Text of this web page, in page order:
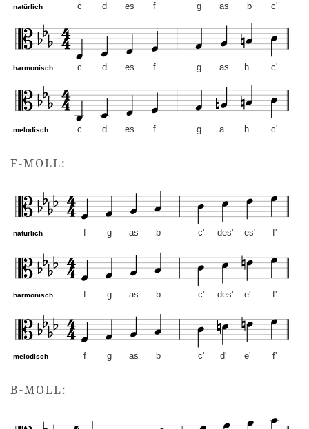
natürlich c d es f g as b c'
harmonisch c d es f g as h c'
melodisch c d es f g a h c'
F-MOLL:
natürlich f g as b c' des' es' f'
harmonisch f g as b c' des' e' f'
melodisch f g as b c' d' e' f'
B-MOLL: